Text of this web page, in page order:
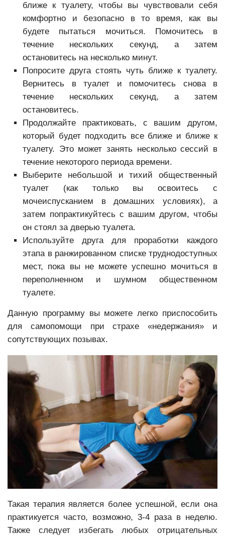
ближе к туалету, чтобы вы чувствовали себя
комфортно и безопасно в то время, как вы
будете пытаться мочиться. Помочитесь в
течение нескольких секунд, а затем
остановитесь на несколько минут.
Попросите друга стоять чуть ближе к туалету.
Вернитесь в туалет и помочитесь снова в
течение нескольких секунд, а затем
остановитесь.
Продолжайте практиковать, с вашим другом,
который будет подходить все ближе и ближе к
туалету. Это может занять несколько сессий в
течение некоторого периода времени.
Выберите небольшой и тихий общественный
туалет (как только вы освоитесь с
мочеиспусканием в домашних условиях), а
затем попрактикуйтесь с вашим другом, чтобы
он стоял за дверью туалета.
Используйте друга для проработки каждого
этапа в ранжированном списке труднодоступных
мест, пока вы не можете успешно мочиться в
переполненном и шумном общественном
туалете.
Данную программу вы можете легко приспособить
для самопомощи при страхе «недержания» и
сопутствующих позывах.
Такая терапия является более успешной, если она
практикуется часто, возможно, 3-4 раза в неделю.
Также следует избегать любых отрицательных